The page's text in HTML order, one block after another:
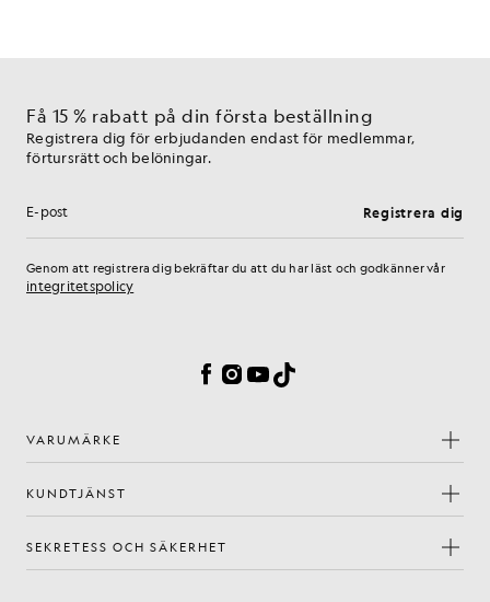
Få 15 % rabatt på din första beställning
Registrera dig för erbjudanden endast för medlemmar,
förtursrätt och belöningar.
E-postadress Registrera dig
Genom att registrera dig bekräftar du att du har läst och godkänner vår
integritetspolicy
Facebook
Instagram
YouTube
TikTok
VARUMÄRKE
KUNDTJÄNST
SEKRETESS OCH SÄKERHET